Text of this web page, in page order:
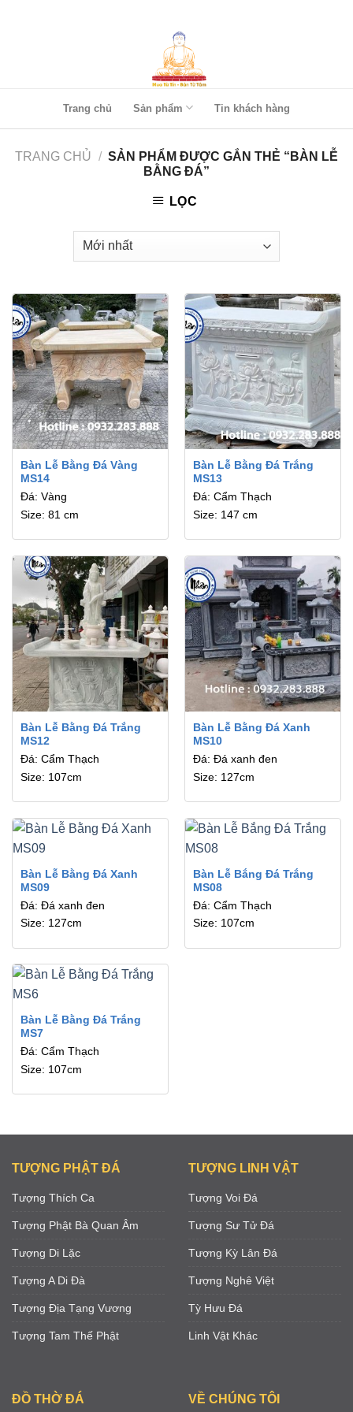
Trang chủ Sản phẩm Tin khách hàng
TRANG CHỦ / SẢN PHẨM ĐƯỢC GẮN THẺ “BÀN LỄ
BẰNG ĐÁ”
LỌC
Bàn Lễ Bằng Đá Vàng
MS14
Đá: Vàng
Size: 81 cm
Bàn Lễ Bằng Đá Trắng
MS13
Đá: Cẩm Thạch
Size: 147 cm
Bàn Lễ Bằng Đá Trắng
MS12
Đá: Cẩm Thạch
Size: 107cm
Bàn Lễ Bằng Đá Xanh
MS10
Đá: Đá xanh đen
Size: 127cm
Bàn Lễ Bằng Đá Xanh
MS09
Đá: Đá xanh đen
Size: 127cm
Bàn Lễ Bắng Đá Trắng
MS08
Đá: Cẩm Thạch
Size: 107cm
Bàn Lễ Bằng Đá Trắng
MS7
Đá: Cẩm Thạch
Size: 107cm
TƯỢNG PHẬT ĐÁ
Tượng Thích Ca
Tượng Phật Bà Quan Âm
Tượng Di Lặc
Tượng A Di Đà
Tượng Địa Tạng Vương
Tượng Tam Thế Phật
TƯỢNG LINH VẬT
Tượng Voi Đá
Tượng Sư Tử Đá
Tượng Kỳ Lân Đá
Tượng Nghê Việt
Tỳ Hưu Đá
Linh Vật Khác
ĐỒ THỜ ĐÁ VỀ CHÚNG TÔI